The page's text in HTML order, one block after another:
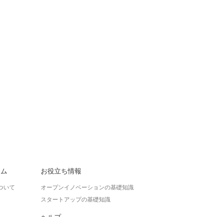
いて
お役立ち情報
オープンイノベーションの基礎知識
スタートアップの基礎知識